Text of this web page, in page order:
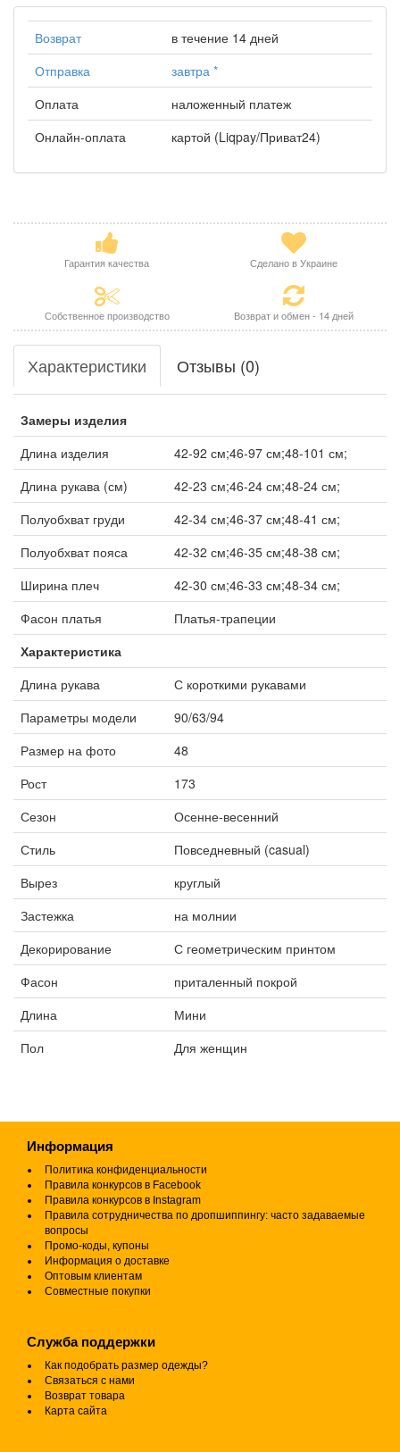
Возврат
в течение 14 дней
Отправка
завтра *
Оплата
наложенный платеж
Онлайн-оплата
картой (Liqpay/Приват24)
Гарантия качества Сделано в Украине
Собственное производство Возврат и обмен - 14 дней
Характеристики Отзывы (0)
Замеры изделия
Длина изделия
42-92 см;46-97 см;48-101 см;
Длина рукава (см)
42-23 см;46-24 см;48-24 см;
Полуобхват груди
42-34 см;46-37 см;48-41 см;
Полуобхват пояса
42-32 см;46-35 см;48-38 см;
Ширина плеч
42-30 см;46-33 см;48-34 см;
Фасон платья
Платья-трапеции
Характеристика
Длина рукава
С короткими рукавами
Параметры модели
90/63/94
Размер на фото
48
Рост
173
Сезон
Осенне-весенний
Стиль
Повседневный (casual)
Вырез
круглый
Застежка
на молнии
Декорирование
С геометрическим принтом
Фасон
приталенный покрой
Длина
Мини
Пол
Для женщин
Информация
Политика конфиденциальности
Правила конкурсов в Facebook
Правила конкурсов в Instagram
Правила сотрудничества по дропшиппингу: часто задаваемые
вопросы
Промо-коды, купоны
Информация о доставке
Оптовым клиентам
Совместные покупки
Служба поддержки
Как подобрать размер одежды?
Связаться с нами
Возврат товара
Карта сайта